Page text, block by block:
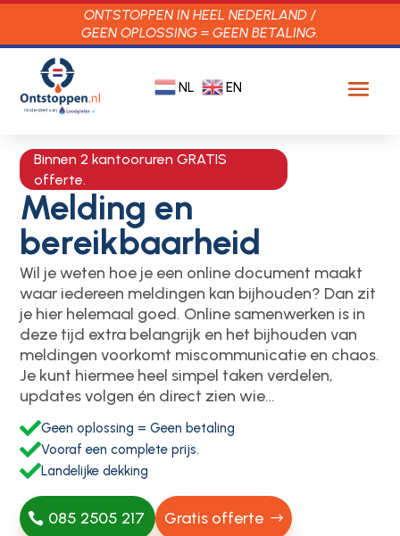
ONTSTOPPEN IN HEEL NEDERLAND /
GEEN OPLOSSING = GEEN BETALING.
NL EN
Binnen 2 kantooruren GRATIS
offerte.
Melding en
bereikbaarheid
Wil je weten hoe je een online document maakt
waar iedereen meldingen kan bijhouden? Dan zit
je hier helemaal goed. Online samenwerken is in
deze tijd extra belangrijk en het bijhouden van
meldingen voorkomt miscommunicatie en chaos.
Je kunt hiermee heel simpel taken verdelen,
updates volgen én direct zien wie…
Geen oplossing = Geen betaling
Vooraf een complete prijs.
Landelijke dekking
085 2505 217 Gratis offerte